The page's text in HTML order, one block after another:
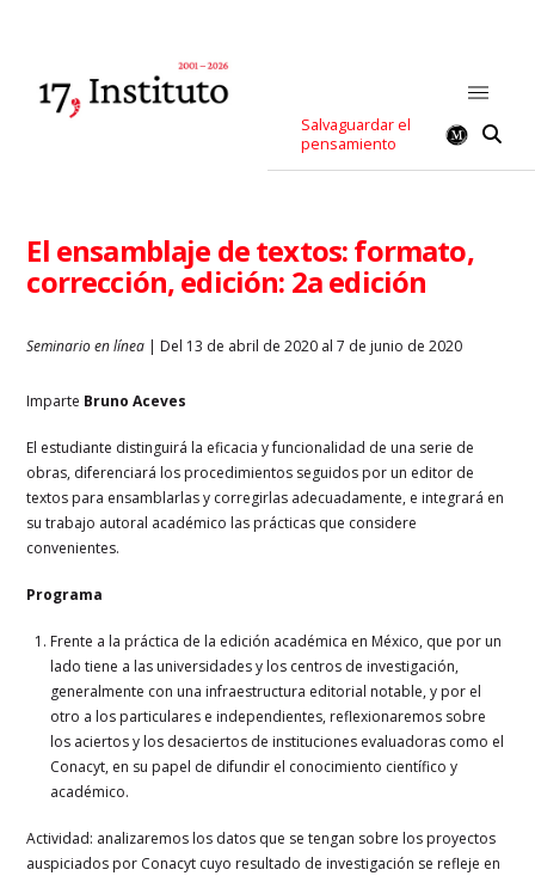
Salvaguardar el
pensamiento
El ensamblaje de textos: formato,
corrección, edición: 2a edición
Seminario en línea | Del 13 de abril de 2020 al 7 de junio de 2020
Imparte Bruno Aceves
El estudiante distinguirá la eficacia y funcionalidad de una serie de
obras, diferenciará los procedimientos seguidos por un editor de
textos para ensamblarlas y corregirlas adecuadamente, e integrará en
su trabajo autoral académico las prácticas que considere
convenientes.
Programa
Frente a la práctica de la edición académica en México, que por un
lado tiene a las universidades y los centros de investigación,
generalmente con una infraestructura editorial notable, y por el
otro a los particulares e independientes, reflexionaremos sobre
los aciertos y los desaciertos de instituciones evaluadoras como el
Conacyt, en su papel de difundir el conocimiento científico y
académico.
Actividad: analizaremos los datos que se tengan sobre los proyectos
auspiciados por Conacyt cuyo resultado de investigación se refleje en